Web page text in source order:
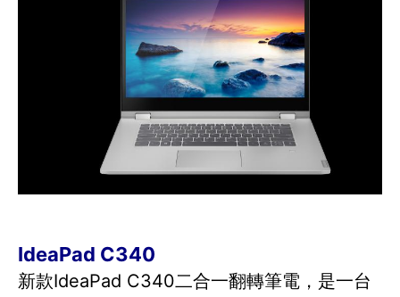
IdeaPad C340
新款IdeaPad C340二合一翻轉筆電，是一台